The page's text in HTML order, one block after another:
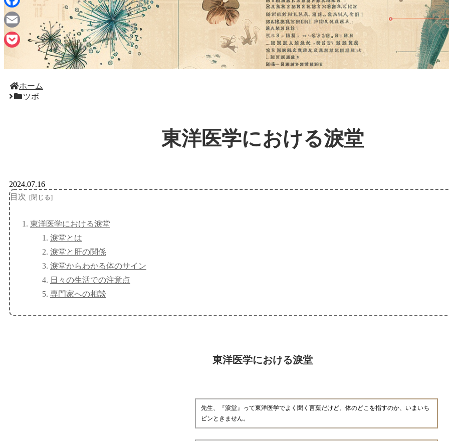
ホーム
ツボ
東洋医学における淚堂
2024.07.16
目次
東洋医学における淚堂
淚堂とは
淚堂と肝の関係
淚堂からわかる体のサイン
日々の生活での注意点
専門家への相談
東洋医学における淚堂
先生、『淚堂』って東洋医学でよく聞く言葉だけど、体のどこを指すのか、いまいち
ピンときません。
Facebook
Email